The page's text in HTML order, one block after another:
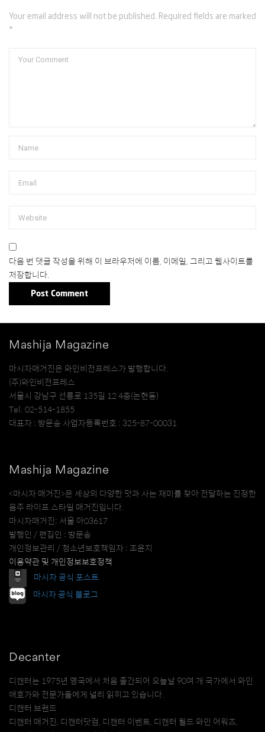
Your email address will not be published. Required fields are marked
*
다음 번 댓글 작성을 위해 이 브라우저에 이름, 이메일, 그리고 웹사이트를
저장합니다.
Mashija Magazine
마시자매거진은 와인비전프레스가 발행합니다.
(주)와인비전프레스
서울시 강남구 선릉로 135길 12 4층(논현동)
Tel. 02-514-1855
대표자 : 방문송 사업자등록번호 : 325-87-00031
Mashija Magazine
<마시자 매거진>은 세상의 다양한 맛과 사는 재미를 찾아 전달하는 진정한
음주 라이프 스타일 매거진입니다.
마시자매거진: 서울 아03617
발행인 / 편집인 : 방문송
개인정보관리 / 청소년보호책임자 : 조윤지
이용약관 및 개인정보보호정책
마시자 공식 포스트
마시자 공식 블로그
Decanter
디캔터는 1975년 영국에서 처음 출간되어 오늘날 90여 개 국가에서 와인
애호가와 전문가들에게 널리 읽히고 있습니다.
디캔터 브랜드
디캔터 매거진, 디캔터닷컴, 디캔터 이벤트, 디캔터 월드 와인 어워즈,